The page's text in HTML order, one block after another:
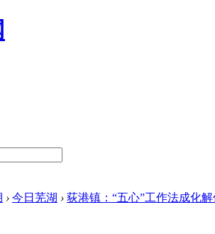
› 今日芜湖 › 荻港镇：“五心”工作法成化